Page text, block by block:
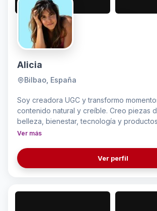
Alicia
Bilbao, España
Soy creadora UGC y transformo
contenido natural y creíble. Creo piezas
belleza, bienestar, tecnología y
mascotas, integrándolos en mi rutina
recomendación entre amigas. Busco que
sientan humanas, generen confianza y
Ver más
Ver perfil